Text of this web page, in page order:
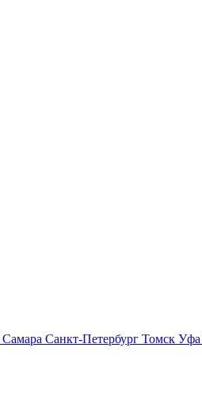
Самара Санкт-Петербург Томск Уфа